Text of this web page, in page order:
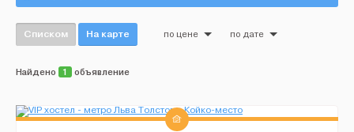
Списком На карте по цене по дате
Найдено 1 объявление